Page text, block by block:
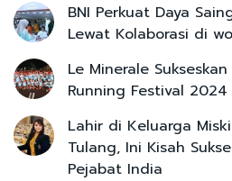
BNI Perkuat Daya
Lewat Kolaborasi di
Le Minerale
Running Festival 2024
Lahir di Keluarga
Tulang, Ini Kisah
Pejabat India